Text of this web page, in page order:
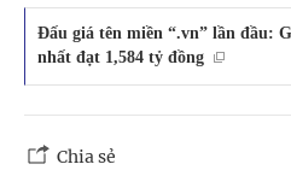
Đấu giá tên miền “.vn” lần đầu:
nhất đạt 1,584 tỷ đồng
Chia sẻ